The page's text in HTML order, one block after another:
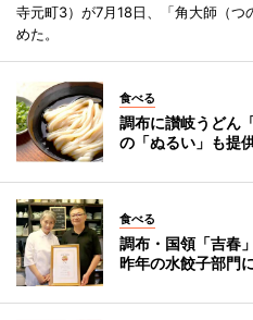
寺元町3）が7月18日、「角大師（
めた。
食べる
調布に讃岐うどん
の「ぬるい」も提
食べる
調布・国領「吉春
昨年の水餃子部門